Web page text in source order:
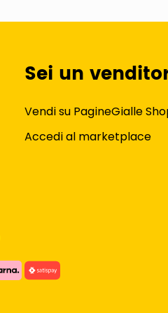
Sei un
Vendi su PagineGialle
Accedi al marketplace